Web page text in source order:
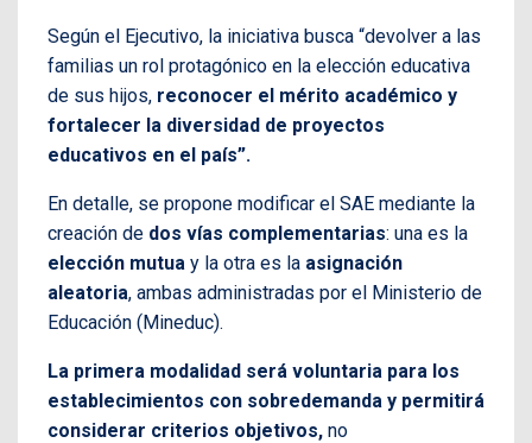
Según el Ejecutivo, la iniciativa busca “devolver a las
familias un rol protagónico en la elección educativa
de sus hijos, reconocer el mérito académico y
fortalecer la diversidad de proyectos
educativos en el país”.
En detalle, se propone modificar el SAE mediante la
creación de dos vías complementarias: una es la
elección mutua y la otra es la asignación
aleatoria, ambas administradas por el Ministerio de
Educación (Mineduc).
La primera modalidad será voluntaria para los
establecimientos con sobredemanda y permitirá
considerar criterios objetivos, no